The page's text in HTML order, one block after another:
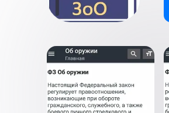
Скриншоты